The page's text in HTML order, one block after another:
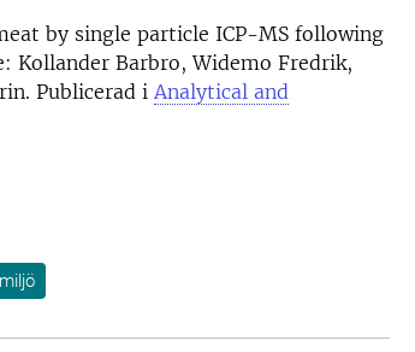
by single particle ICP-MS following
Barbro, Widemo Fredrik,
Publicerad i Analytical and